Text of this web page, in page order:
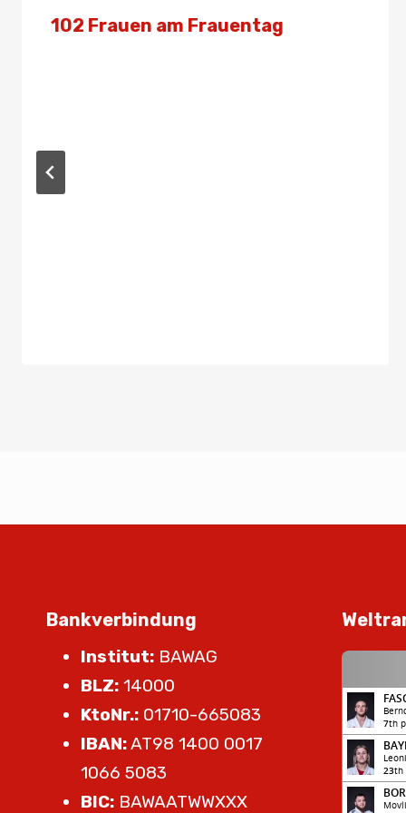
102 Frauen am Frauentag
Bankverbindung
Institut: BAWAG
BLZ: 14000
KtoNr.: 01710-665083
IBAN:AT98 1400 0017
1066 5083
BIC: BAWAATWWXXX